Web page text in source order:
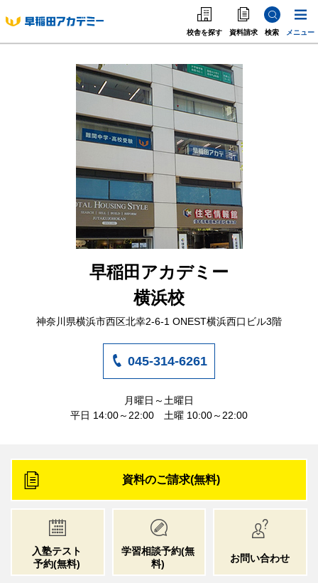
校舎を探す 資料請求 検索 メニュー
中学受験
高校受験
大学受験
海外·帰国·首都圏外
英語教室
早稲田アカデミー
横浜校
神奈川県横浜市西区北幸2-6-1 ONEST横浜西口ビル3階
045-314-6261
月曜日～土曜日
平日 14:00～22:00 土曜 10:00～22:00
資料のご請求(無料)
入塾テスト
予約(無料)
学習相談予約(無
料)
お問い合わせ